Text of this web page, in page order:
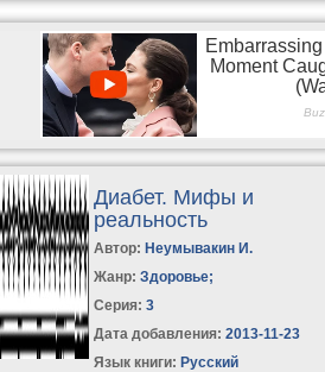
Диабет. Мифы и
реальность
Автор: Неумывакин И.
Жанр: Здоровье;
Серия:3
Дата добавления: 2013-11-23
Язык книги: Русский